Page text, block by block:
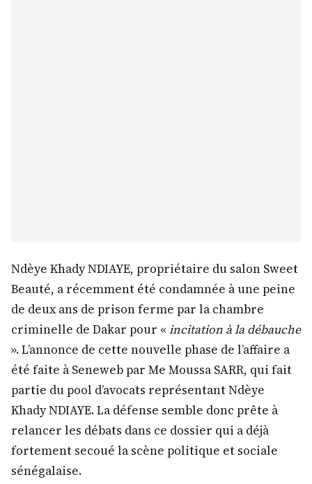
Ndèye Khady NDIAYE, propriétaire du salon Sweet
Beauté, a récemment été condamnée à une peine
de deux ans de prison ferme par la chambre
criminelle de Dakar pour «incitation à la débauche
». L’annonce de cette nouvelle phase de l’affaire a
été faite à Seneweb par Me Moussa SARR, qui fait
partie du pool d’avocats représentant Ndèye
Khady NDIAYE. La défense semble donc prête à
relancer les débats dans ce dossier qui a déjà
fortement secoué la scène politique et sociale
sénégalaise.